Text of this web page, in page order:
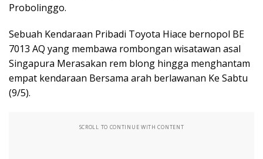
Probolinggo.
Sebuah Kendaraan Pribadi Toyota Hiace bernopol BE
7013 AQ yang membawa rombongan wisatawan asal
Singapura Merasakan rem blong hingga menghantam
empat kendaraan Bersama arah berlawanan Ke Sabtu
(9/5).
SCROLL TO CONTINUE WITH CONTENT